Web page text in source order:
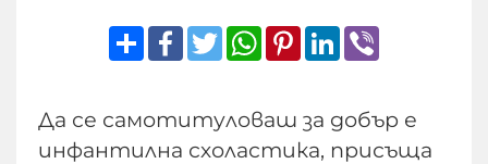
ShareFacebook
TwitterWhatsApp
Pinterest
LinkedIn
Да се самотитуловаш за добър е
инфантилна схоластика, присъща